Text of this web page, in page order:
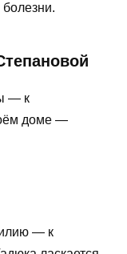
— к
доме —
— к